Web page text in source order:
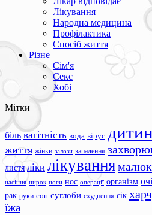
Лікування
Народна медицина
Профілактика
Спосіб життя
Різне
Сім'я
Секс
Хобі
Мітки
біль вагітність вода вірус
життя жінки залози запалення
листя ліки лікуваннямалюк
насіння нирок ноги нос операції організм очі
рак руки сон суглоби схуднення сік
їжа